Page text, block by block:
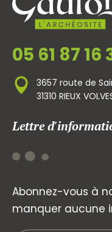
05 61 87 16
3657 route de
31310 RIEUX
Lettre
Abonnez-vous à
manquer aucune